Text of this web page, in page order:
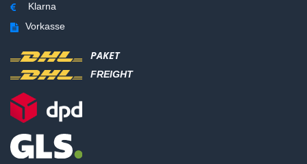
Klarna
Vorkasse
PAKET
FREIGHT